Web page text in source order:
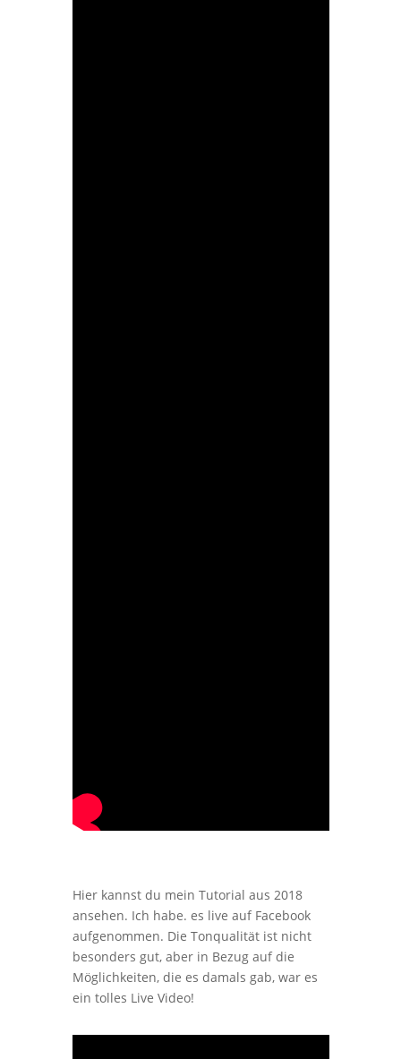
Hier kannst du mein Tutorial aus 2018
ansehen. Ich habe. es live auf Facebook
aufgenommen. Die Tonqualität ist nicht
besonders gut, aber in Bezug auf die
Möglichkeiten, die es damals gab, war es
ein tolles Live Video!